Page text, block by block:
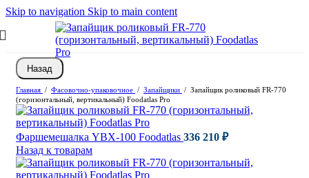
Skip to navigation Skip to main content
Назад
Главная / Фасовочно-упаковочное / Запайщики / Запайщик роликовый FR-770
(горизонтальный, вертикальный) Foodatlas Pro
Фаршемешалка YBX-100 Foodatlas 336 210 ₽
Назад к товарам